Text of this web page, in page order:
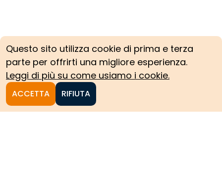
Questo sito utilizza cookie di prima e terza
parte per offrirti una migliore esperienza.
Leggi di più su come usiamo i cookie.
ACCETTA RIFIUTA